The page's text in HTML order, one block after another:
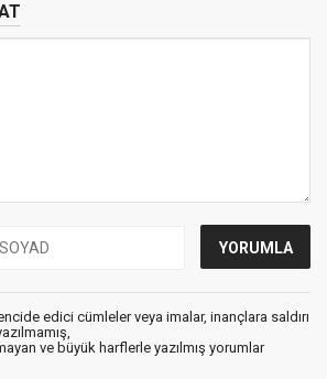
edici cümleler veya imalar, inançlara saldırı
ve büyük harflerle yazılmış yorumlar